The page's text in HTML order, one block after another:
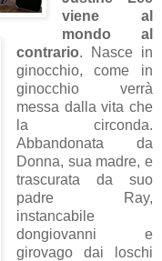
viene al
mondo al
contrario. Nasce in
ginocchio, come in
ginocchio verrà
messa dalla vita che
la circonda.
Abbandonata da
Donna, sua madre, e
trascurata da suo
padre Ray,
instancabile
dongiovanni e
girovago dai loschi